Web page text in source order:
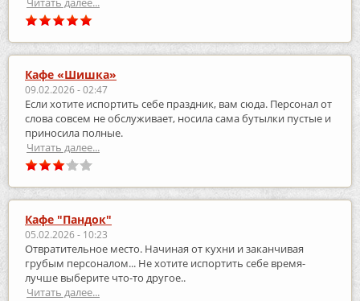
Кафе «Шишка»
09.02.2026 - 02:47
Если хотите испортить себе праздник, вам сюда. Персонал от
слова совсем не обслуживает, носила сама бутылки пустые и
приносила полные.
Читать далее...
Кафе "Пандок"
05.02.2026 - 10:23
Отвратительное место. Начиная от кухни и заканчивая
грубым персоналом... Не хотите испортить себе время-
лучше выберите что-то другое..
Читать далее...